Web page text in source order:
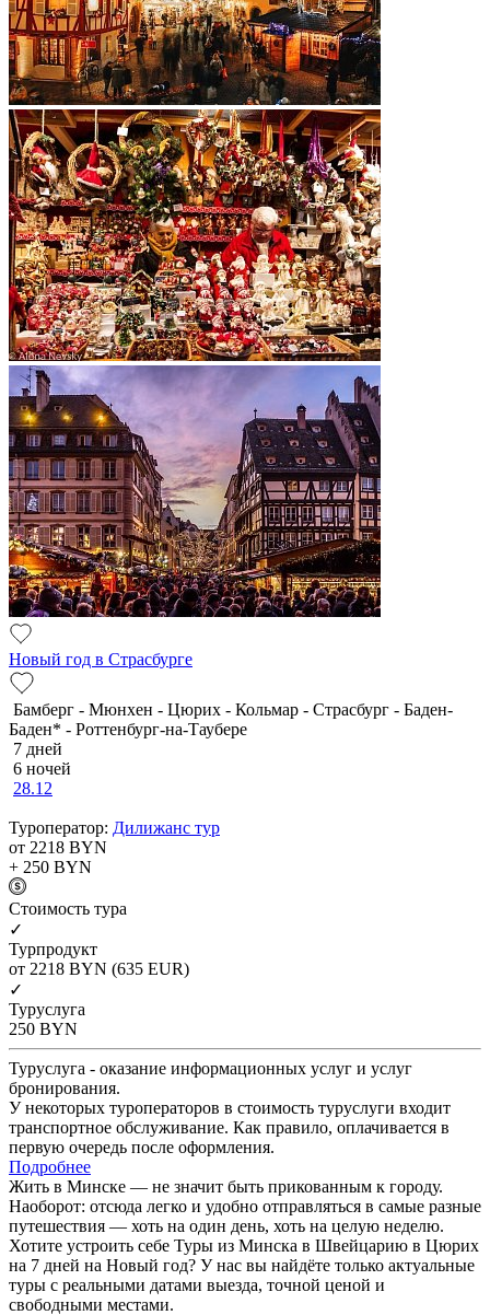
Новый год в Страсбурге
Бамберг - Мюнхен - Цюрих - Кольмар - Страсбург - Баден-
Баден* - Роттенбург-на-Таубере
7 дней
6 ночей
28.12
Туроператор: Дилижанс тур
от 2218 BYN
+ 250 BYN
Cтоимость тура
✓
Турпродукт
от 2218 BYN (635 EUR)
✓
Туруслуга
250 BYN
Туруслуга - оказание информационных услуг и услуг
бронирования.
У некоторых туроператоров в стоимость туруслуги входит
транспортное обслуживание. Как правило, оплачивается в
первую очередь после оформления.
Подробнее
Жить в Минске — не значит быть прикованным к городу.
Наоборот: отсюда легко и удобно отправляться в самые разные
путешествия — хоть на один день, хоть на целую неделю.
Хотите устроить себе Туры из Минска в Швейцарию в Цюрих
на 7 дней на Новый год? У нас вы найдёте только актуальные
туры с реальными датами выезда, точной ценой и
свободными местами.